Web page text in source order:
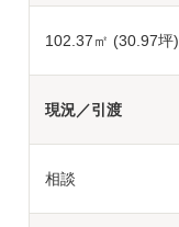
102.37㎡ (30.97坪)
現況／引渡
相談